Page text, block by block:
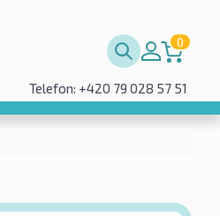
0
Telefon: +420 79 028 57 51